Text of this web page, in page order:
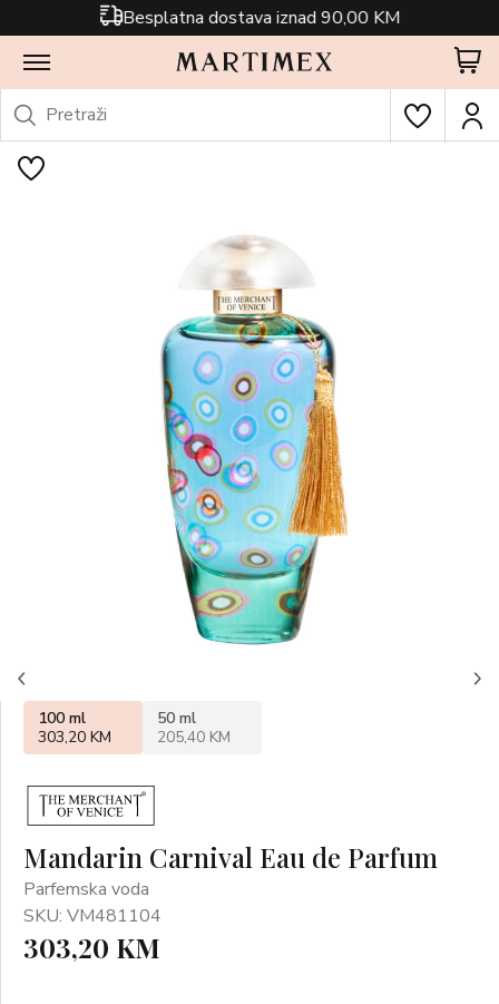
Besplatna dostava iznad 90,00 KM
Mandarin Carnival Eau de Parfum
Parfemska voda
SKU: VM481104
303,20 KM
100 ml
303,20 KM
50 ml
205,40 KM